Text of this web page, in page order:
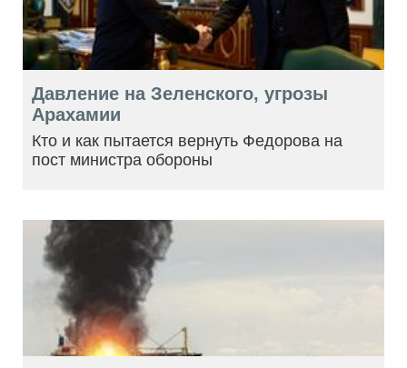
Давление на Зеленского, угрозы
Арахамии
Кто и как пытается вернуть Федорова на
пост министра обороны